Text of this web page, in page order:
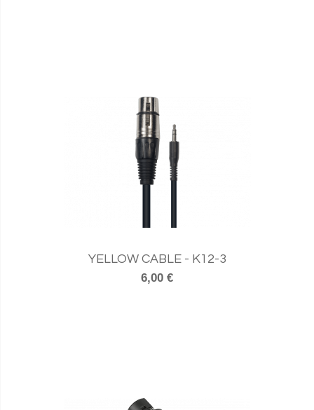
YELLOW CABLE - K12-3
6,00 €